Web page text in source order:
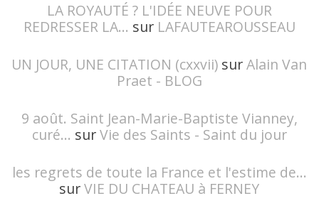
LA ROYAUTÉ ? L'IDÉE NEUVE POUR
REDRESSER LA... sur LAFAUTEAROUSSEAU
UN JOUR, UNE CITATION (cxxvii) surAlain Van
Praet - BLOG
9 août. Saint Jean-Marie-Baptiste Vianney,
curé... surVie des Saints - Saint du jour
les regrets de toute la France et l'estime de...
surVIE DU CHATEAU à FERNEY